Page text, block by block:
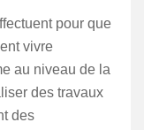
pour que
vivre
au niveau de la
des travaux
des